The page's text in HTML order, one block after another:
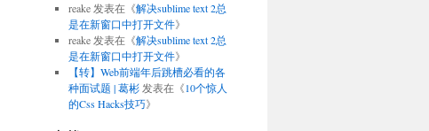
reake发表在《解决sublime text 2总
是在新窗口中打开文件》
reake发表在《解决sublime text 2总
是在新窗口中打开文件》
【转】Web前端年后跳槽必看的各
种面试题 | 葛彬发表在《10个惊人
的Css Hacks技巧》